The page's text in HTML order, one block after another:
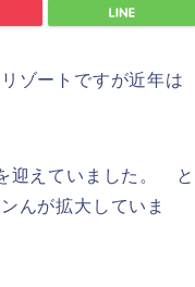
ゾートですが近年は
迎えていました。 と
んが拡大していま